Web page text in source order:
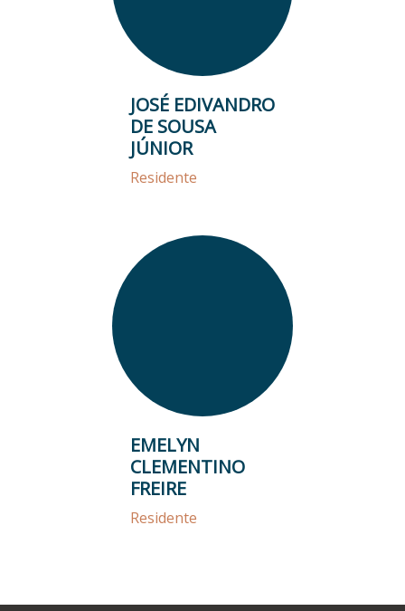
JOSÉ EDIVANDRO
DE SOUSA
JÚNIOR
Residente
EMELYN
CLEMENTINO
FREIRE
Residente